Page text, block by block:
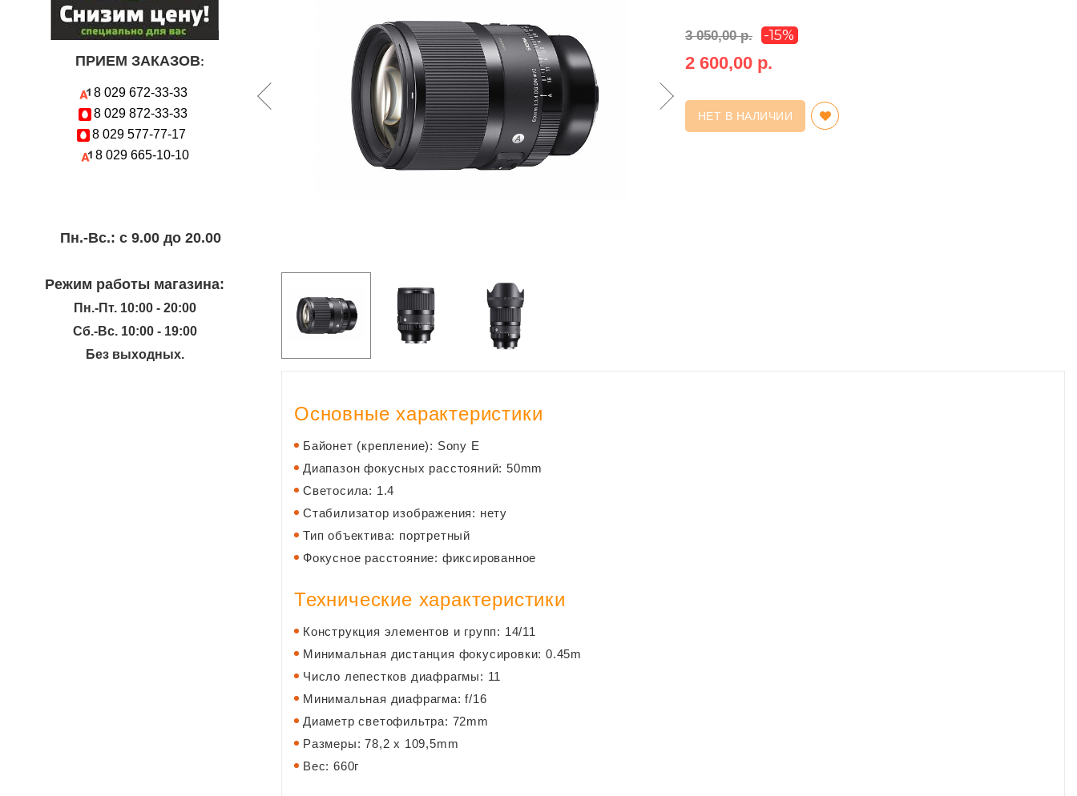
3 050,00 р. -15%
2 600,00 р.
НЕТ В НАЛИЧИИ
Основные характеристики
Байонет (крепление): Sony E
Диапазон фокусных расстояний: 50mm
Светосила: 1.4
Стабилизатор изображения: нету
Тип объектива: портретный
Фокусное расстояние: фиксированное
Технические характеристики
Конструкция элементов и групп: 14/11
Минимальная дистанция фокусировки: 0.45m
Число лепестков диафрагмы: 11
Минимальная диафрагма: f/16
Диаметр светофильтра: 72mm
Размеры: 78,2 x 109,5mm
Вес: 660г
ПРИЕМ ЗАКАЗОВ:
8 029 672-33-33
8 029 872-33-33
8 029 577-77-17
8 029 665-10-10
Пн.-Вc.: с 9.00 до 20.00
Режим работы магазина:
Пн.-Пт. 10:00 - 20:00
Сб.-Вс. 10:00 - 19:00
Без выходных.